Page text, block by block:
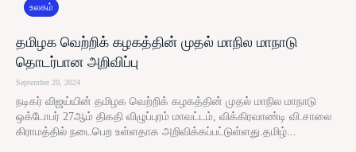
உலகம்
தமிழக வெற்றிக் கழகத்தின் முதல் மாநில மாநாடு
தொடர்பான அறிவிப்பு
September 20, 2024
நடிகர் விஜய்யின் தமிழக வெற்றிக் கழகத்தின் முதல் மாநில மாநாடு
ஒக்டோபர் 27ஆம் திகதி விழுப்புரம் மாவட்டம், விக்கிரவாண்டி வி.சாலை
கிராமத்தில் நடைபெற உள்ளதாக அறிவிக்கப்பட்டுள்ளது.தமிழ்...